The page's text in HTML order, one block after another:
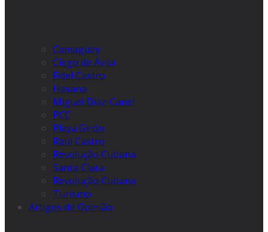
Camagüey
Ciego de Ávila
Fidel Castro
Havana
Miguel Díaz-Canel
PCC
Playa Girón
Raúl Castro
Revolução Cubana
Santa Clara
Revolução Cubana
Turismo
Artigos de Opinião